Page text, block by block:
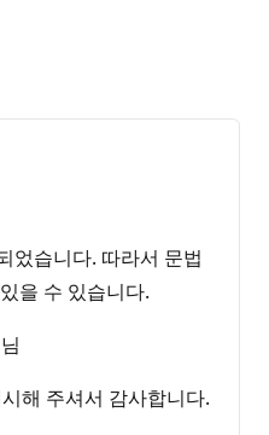
었습니다. 따라서 문법
을 수 있습니다.
해 주셔서 감사합니다.